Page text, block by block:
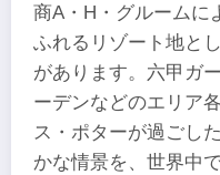
商A・H・グルームに
ふれるリゾート地と
があります。六甲ガ
ーデンなどのエリア
ス・ポターが過ごし
かな情景を、世界中